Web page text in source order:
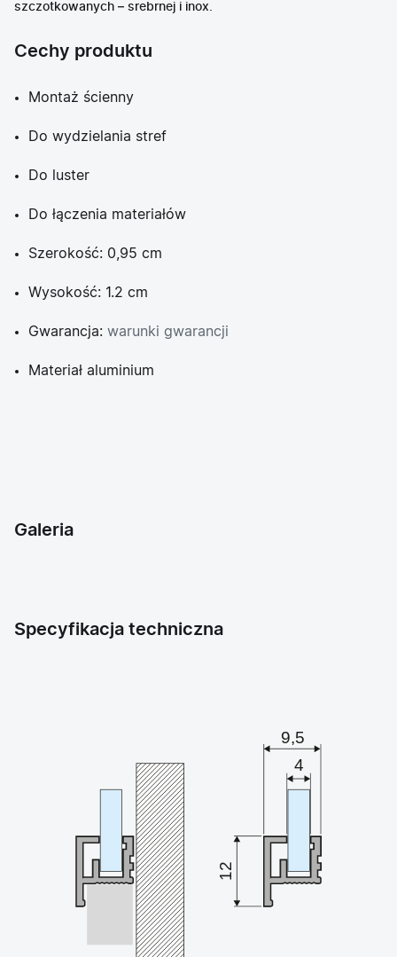
szczotkowanych – srebrnej i inox.
Cechy produktu
Montaż ścienny
Do wydzielania stref
Do luster
Do łączenia materiałów
Szerokość: 0,95 cm
Wysokość: 1.2 cm
Gwarancja: warunki gwarancji
Materiał aluminium
Galeria
Specyfikacja techniczna